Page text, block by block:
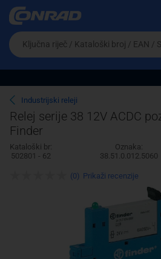
Ova postavka prilagođava
cijene vašim potrebama.
Pravno lice
Da
biste
potražili
proizvod,
unesite
ključnu
riječ,
kataloški
broj,
EAN
ili
Industrijski releji
Relej serije 38 12V ACDC
Finder
Kataloški br:
502801 - 62
Oznaka:
38.51.0.012.5060
(0) Prikaži recenzije